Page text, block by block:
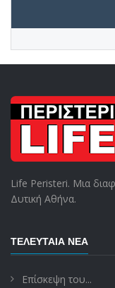
Life Peristeri. Μια
Δυτική Αθήνα.
ΤΕΛΕΥΤΑΊΑ ΝΈΑ
Επίσκεψη του...